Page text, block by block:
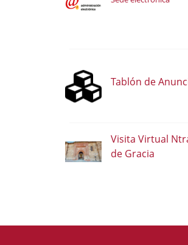
Tablón de
Visita Virtual
de Gracia